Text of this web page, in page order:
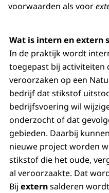
voorwaarden als voor
Wat is intern en extern
In de praktijk wordt
toegepast bij activiteiten
veroorzaken op een
bedrijf dat stikstof
bedrijfsvoering wil
onderzocht of dat
gebieden. Daarbij
nieuwe project worden
stikstof die het oude,
al veroorzaakte. Dat
Bij externsalderen